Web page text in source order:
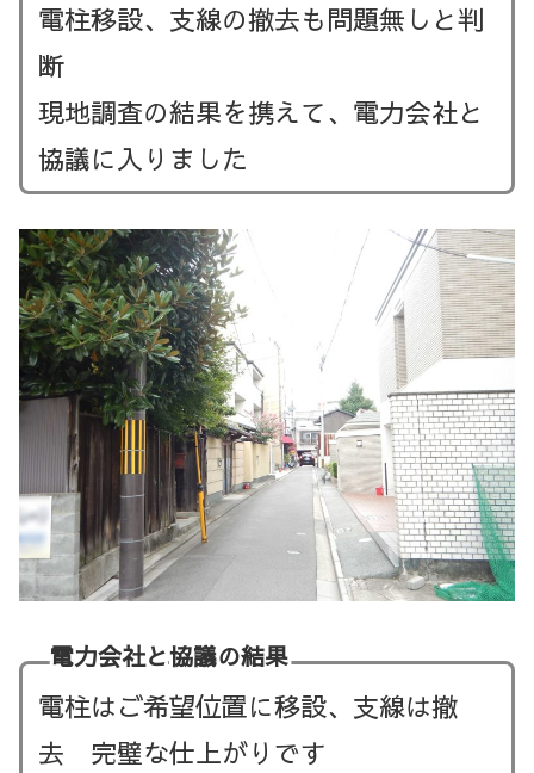
電柱移設、支線の撤去も問題無しと判
断
現地調査の結果を携えて、電力会社と
協議に入りました
電力会社と協議の結果
電柱はご希望位置に移設、支線は撤
去 完璧な仕上がりです